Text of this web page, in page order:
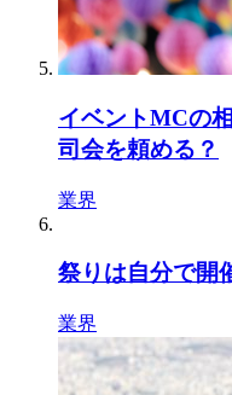
イベントMCの
司会を頼める？
業界
祭りは自分で開
業界